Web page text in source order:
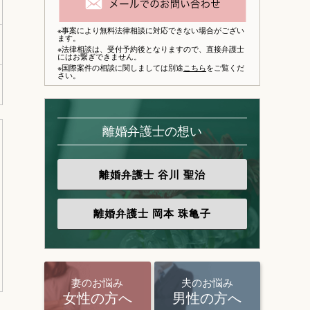
※事案により無料法律相談に対応できない場合がござい
ます。
※法律相談は、 受付予約後となりますので、 直接弁護士
にはお繋ぎできません。
※国際案件の相談に関しましては別途こちらをご覧くだ
さい。
離婚弁護士の想い
離婚弁護士 谷川 聖治
離婚弁護士 岡本 珠亀子
妻のお悩み
女性の方へ
夫のお悩み
男性の方へ